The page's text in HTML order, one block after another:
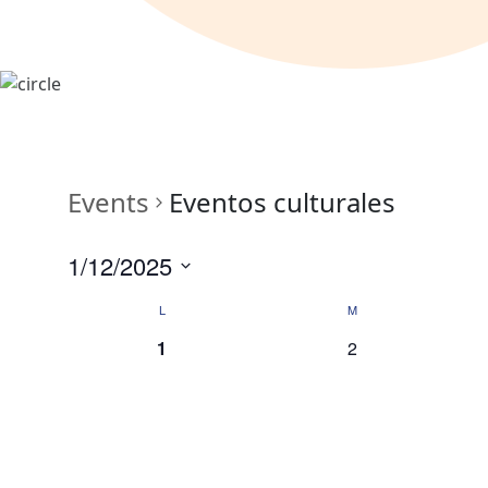
Events Eventos culturales
1/12/2025
Calendar
L M
0
1
0
2